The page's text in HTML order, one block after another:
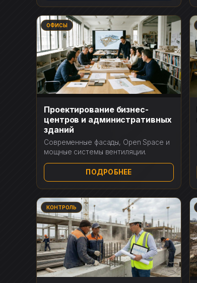
ОФИСЫ
Проектирование бизнес-
центров и административных
зданий
Современные фасады, Open Space и
мощные системы вентиляции.
ПОДРОБНЕЕ
КОНТРОЛЬ